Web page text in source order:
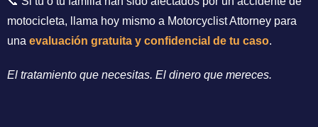
motocicleta, llama hoy mismo a Motorcyclist Attorney para
una evaluación gratuita y confidencial de tu caso.
El tratamiento que necesitas. El dinero que mereces.